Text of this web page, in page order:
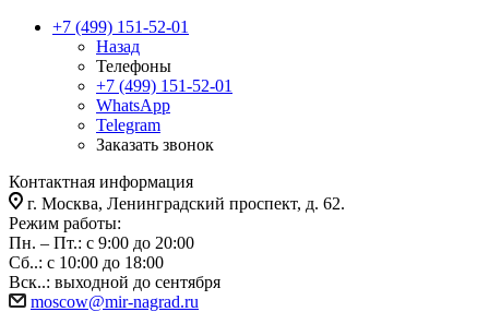
+7 (499) 151-52-01
Назад
Телефоны
+7 (499) 151-52-01
WhatsApp
Telegram
Заказать звонок
Контактная информация
г. Москва, Ленинградский проспект, д. 62.
Режим работы:
Пн. – Пт.: с 9:00 до 20:00
Сб..: с 10:00 до 18:00
Вск..: выходной до сентября
moscow@mir-nagrad.ru